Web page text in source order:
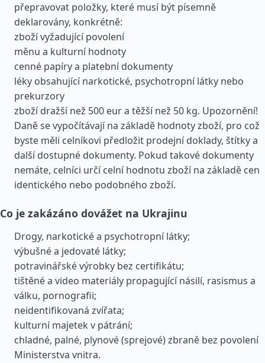
přepravovat položky, které musí být písemně
deklarovány, konkrétně:
zboží vyžadující povolení
měnu a kulturní hodnoty
cenné papíry a platební dokumenty
léky obsahující narkotické, psychotropní látky nebo
prekurzory
zboží dražší než 500 eur a těžší než 50 kg. Upozornění!
Daně se vypočítávají na základě hodnoty zboží, pro což
byste měli celníkovi předložit prodejní doklady, štítky a
další dostupné dokumenty. Pokud takové dokumenty
nemáte, celníci určí celní hodnotu zboží na základě cen
identického nebo podobného zboží.
Co je zakázáno dovážet na Ukrajinu
Drogy, narkotické a psychotropní látky;
výbušné a jedovaté látky;
potravinářské výrobky bez certifikátu;
tištěné a video materiály propagující násilí, rasismus a
válku, pornografii;
neidentifikovaná zvířata;
kulturní majetek v pátrání;
chladné, palné, plynové (sprejové) zbraně bez povolení
Ministerstva vnitra.